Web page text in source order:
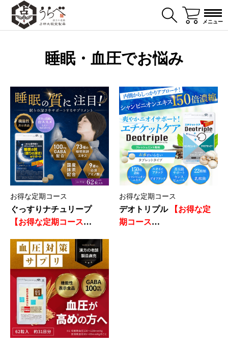
メニュー
睡眠・血圧でお悩み
お得な定期コース
ぐっすりナチュリープ
【お得な定期コース
お得な定期コース
デオトリプル
【お得な定
期コース